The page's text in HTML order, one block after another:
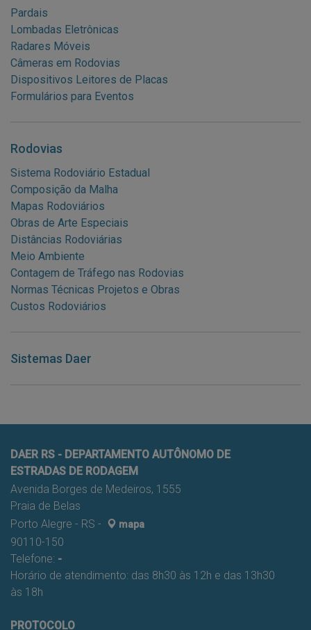
Pardais
Lombadas Eletrônicas
Radares Móveis
Câmeras em Rodovias
Dispositivos Leitores de Placas
Formulários para Eventos
Rodovias
Sistema Rodoviário Estadual
Composição da Malha
Mapas Rodoviários
Obras de Arte Especiais
Distâncias Rodoviárias
Meio Ambiente
Contagem de Tráfego nas Rodovias
Normas Técnicas Projetos e Obras
Custos Rodoviários
Sistemas Daer
DAER RS - DEPARTAMENTO AUTÔNOMO DE
ESTRADAS DE RODAGEM
Avenida Borges de Medeiros, 1555
Praia de Belas
Porto Alegre - RS -
mapa
90110-150
Telefone: -
Horário de atendimento: das 8h30 às 12h e das 13h30
às 18h
PROTOCOLO